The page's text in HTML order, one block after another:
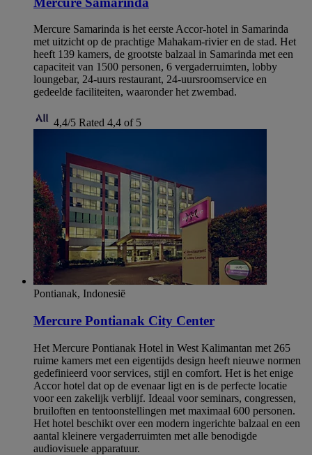
Mercure Samarinda is het eerste Accor-hotel in Samarinda
met uitzicht op de prachtige Mahakam-rivier en de stad. Het
heeft 139 kamers, de grootste balzaal in Samarinda met een
capaciteit van 1500 personen, 6 vergaderruimten, lobby
loungebar, 24-uurs restaurant, 24-uursroomservice en
gedeelde faciliteiten, waaronder het zwembad.
4,4/5 Rated 4,4 of 5
Pontianak, Indonesië
Mercure Pontianak City Center
Het Mercure Pontianak Hotel in West Kalimantan met 265
ruime kamers met een eigentijds design heeft nieuwe normen
gedefinieerd voor services, stijl en comfort. Het is het enige
Accor hotel dat op de evenaar ligt en is de perfecte locatie
voor een zakelijk verblijf. Ideaal voor seminars, congressen,
bruiloften en tentoonstellingen met maximaal 600 personen.
Het hotel beschikt over een modern ingerichte balzaal en een
aantal kleinere vergaderruimten met alle benodigde
audiovisuele apparatuur.